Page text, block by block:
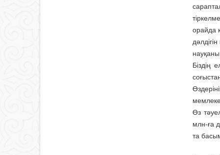
орайда
науқаны
Біздің
Өз
млн-ға
та